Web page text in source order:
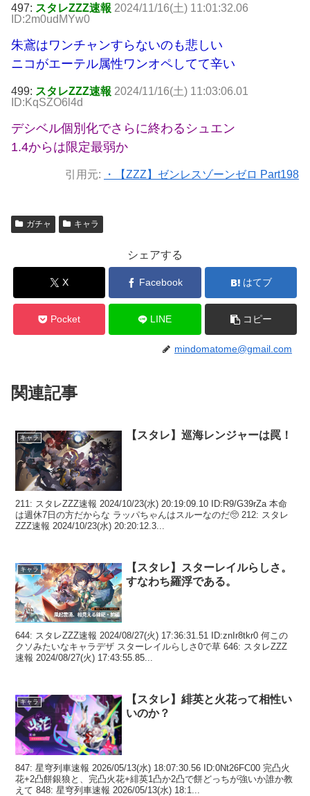
497: スタレZZZ速報 2024/11/16(土) 11:01:32.06
ID:2m0udMYw0
朱鳶はワンチャンすらないのも悲しい
ニコがエーテル属性ワンオペしてて辛い
499: スタレZZZ速報 2024/11/16(土) 11:03:06.01
ID:KqSZO6l4d
デシベル個別化でさらに終わるシュエン
1.4からは限定最弱か
引用元: ・【ZZZ】ゼンレスゾーンゼロ Part198
ガチャ キャラ
シェアする
X Facebook はてブ
Pocket LINE コピー
mindomatome@gmail.com
関連記事
キャラ 【スタレ】巡海レンジャーは罠！
211: スタレZZZ速報 2024/10/23(水) 20:19:09.10 ID:R9/G39rZa 本命
は週休7日の方だからな ラッパちゃんはスルーなのだ🥺 212: スタレ
ZZZ速報 2024/10/23(水) 20:20:12.3...
キャラ
【スタレ】スターレイルらしさ。
すなわち羅浮である。
644: スタレZZZ速報 2024/08/27(火) 17:36:31.51 ID:znIr8tkr0 何この
クソみたいなキャラデザ スターレイルらしさ0で草 646: スタレZZZ
速報 2024/08/27(火) 17:43:55.85...
キャラ
【スタレ】緋英と火花って相性い
いのか？
847: 星穹列車速報 2026/05/13(水) 18:07:30.56 ID:0Nt26FC00 完凸火
花+2凸餅銀狼と、完凸火花+緋英1凸か2凸で餅どっちが強いか誰か教
えて 848: 星穹列車速報 2026/05/13(水) 18:1...